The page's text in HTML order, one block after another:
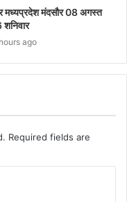
मध्यप्रदेश मंदसौर 08 अगस्त
ago
Required fields are